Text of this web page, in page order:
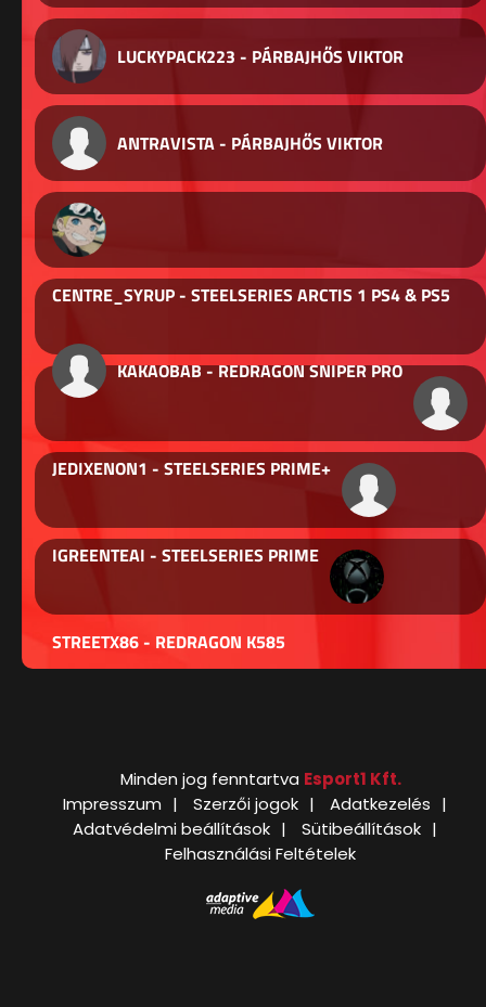
LUCKYPACK223 - PÁRBAJHŐS VIKTOR
ANTRAVISTA - PÁRBAJHŐS VIKTOR
CENTRE_SYRUP - STEELSERIES ARCTIS 1 PS4 & PS5
KAKAOBAB - REDRAGON SNIPER PRO
JEDIXENON1 - STEELSERIES PRIME+
IGREENTEAI - STEELSERIES PRIME
STREETX86 - REDRAGON K585
Minden jog fenntartva Esport1 Kft.
Impresszum
Szerzői jogok
Adatkezelés
Adatvédelmi beállítások
Sütibeállítások
Felhasználási Feltételek